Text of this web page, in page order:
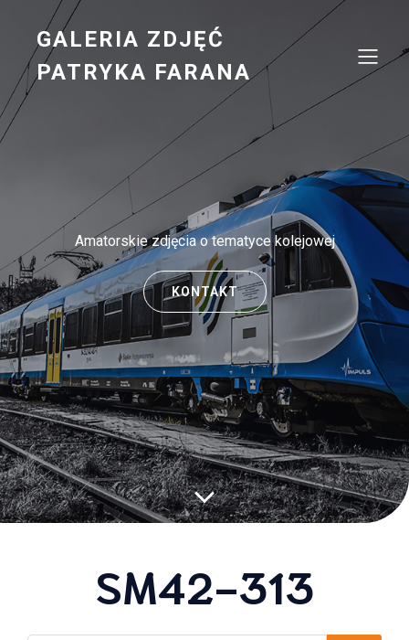
GALERIA ZDJĘĆ
PATRYKA FARANA
Amatorskie zdjęcia o tematyce kolejowej
KONTAKT
SM42-313